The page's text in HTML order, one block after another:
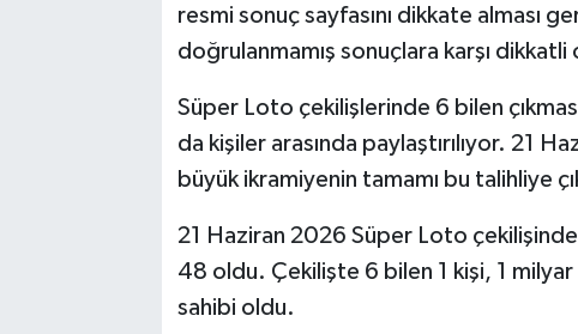
resmi sonuç sayfasını dikkate alması
doğrulanmamış sonuçlara karşı dikkatli
Süper Loto çekilişlerinde 6 bilen
da kişiler arasında paylaştırılıyor. 21
büyük ikramiyenin tamamı bu talihliye
21 Haziran 2026 Süper Loto
48 oldu. Çekilişte 6 bilen 1 kişi, 1
sahibi oldu.